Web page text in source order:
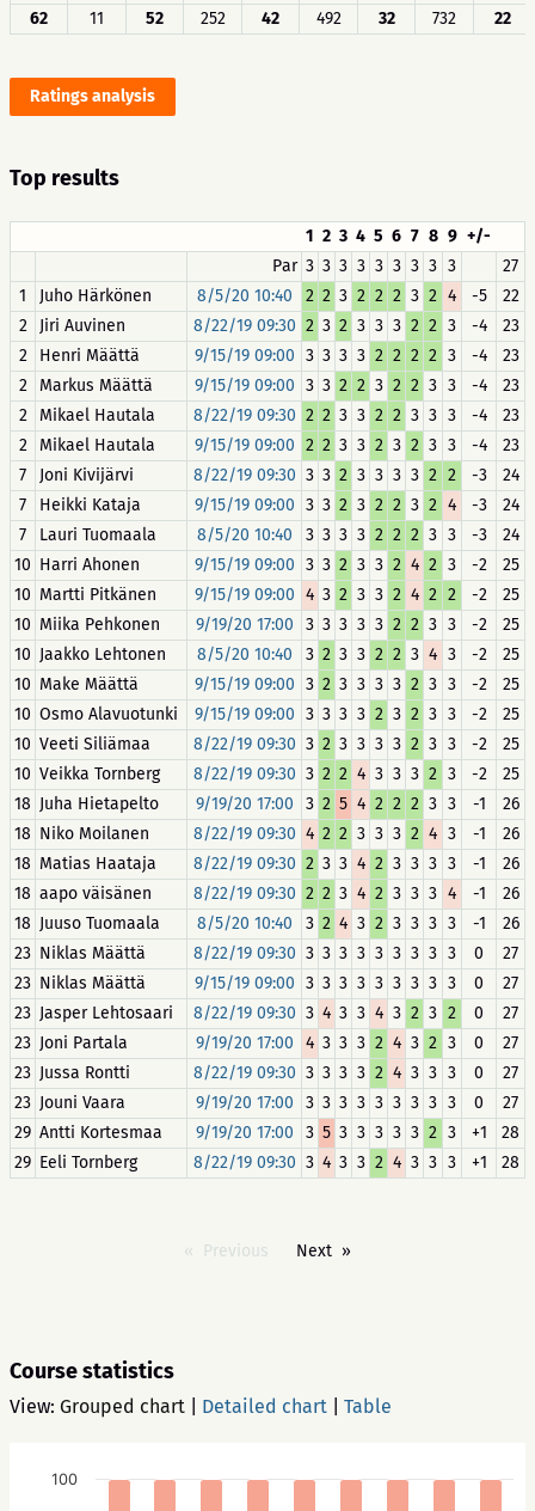
62
11 52 252 42 492 32 732 22
Ratings analysis
Top results
1 2 3 4 5 6 7 8 9 +/-
Par 3 3 3 3 3 3 3 3 3
27
1
Juho Härkönen 8/5/20 10:40 2 2 3 2 2 2 3 2 4 -5
22
2
Jiri Auvinen 8/22/19 09:30 2 3 2 3 3 3 2 2 3 -4
23
2
Henri Määttä 9/15/19 09:00 3 3 3 3 2 2 2 2 3 -4
23
2
Markus Määttä 9/15/19 09:00 3 3 2 2 3 2 2 3 3 -4
23
2
Mikael Hautala 8/22/19 09:30 2 2 3 3 2 2 3 3 3 -4
23
2
Mikael Hautala 9/15/19 09:00 2 2 3 3 2 3 2 3 3 -4
23
7
Joni Kivijärvi 8/22/19 09:30 3 3 2 3 3 3 3 2 2 -3
24
7
Heikki Kataja 9/15/19 09:00 3 3 2 3 2 2 3 2 4 -3
24
7
Lauri Tuomaala 8/5/20 10:40 3 3 3 3 2 2 2 3 3 -3
24
10 Harri Ahonen 9/15/19 09:00 3 3 2 3 3 2 4 2 3 -2
25
10 Martti Pitkänen 9/15/19 09:00 4 3 2 3 3 2 4 2 2 -2
25
10 Miika Pehkonen 9/19/20 17:00 3 3 3 3 3 2 2 3 3 -2
25
10 Jaakko Lehtonen 8/5/20 10:40 3 2 3 3 2 2 3 4 3 -2
25
10 Make Määttä 9/15/19 09:00 3 2 3 3 3 3 2 3 3 -2
25
10 Osmo Alavuotunki 9/15/19 09:00 3 3 3 3 2 3 2 3 3 -2
25
10 Veeti Siliämaa 8/22/19 09:30 3 2 3 3 3 3 2 3 3 -2
25
10 Veikka Tornberg 8/22/19 09:30 3 2 2 4 3 3 3 2 3 -2
25
18 Juha Hietapelto 9/19/20 17:00 3 2 5 4 2 2 2 3 3 -1
26
18 Niko Moilanen 8/22/19 09:30 4 2 2 3 3 3 2 4 3 -1
26
18 Matias Haataja 8/22/19 09:30 2 3 3 4 2 3 3 3 3 -1
26
18 aapo väisänen 8/22/19 09:30 2 2 3 4 2 3 3 3 4 -1
26
18 Juuso Tuomaala 8/5/20 10:40 3 2 4 3 2 3 3 3 3 -1
26
23 Niklas Määttä 8/22/19 09:30 3 3 3 3 3 3 3 3 3 0
27
23 Niklas Määttä 9/15/19 09:00 3 3 3 3 3 3 3 3 3 0
27
23 Jasper Lehtosaari 8/22/19 09:30 3 4 3 3 4 3 2 3 2 0
27
23 Joni Partala 9/19/20 17:00 4 3 3 3 2 4 3 2 3 0
27
23 Jussa Rontti 8/22/19 09:30 3 3 3 3 2 4 3 3 3 0
27
23 Jouni Vaara 9/19/20 17:00 3 3 3 3 3 3 3 3 3 0
27
29 Antti Kortesmaa 9/19/20 17:00 3 5 3 3 3 3 3 2 3 +1
28
29 Eeli Tornberg 8/22/19 09:30 3 4 3 3 2 4 3 3 3 +1 28
Previous Next
Course statistics
View: Grouped chart Detailed chart Table
100